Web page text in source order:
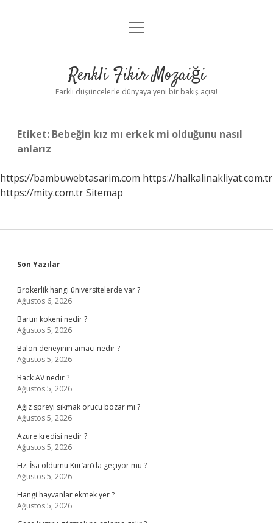
Anasayfa
Yasal Uyarı
menüyü
Renkli Fikir Mozaiği
Farklı düşüncelerle dünyaya yeni bir bakış açısı!
Etiket: Bebeğin kız mı erkek mi olduğunu nasıl
anlarız
https://bambuwebtasarim.com https://halkalinakliyat.com.tr
https://mity.com.trSitemap
Sidebar
Son Yazılar
Brokerlik hangi üniversitelerde var ?
Ağustos 6, 2026
Bartın kokeni nedir ?
Ağustos 5, 2026
Balon deneyinin amacı nedir ?
Ağustos 5, 2026
Back AV nedir ?
Ağustos 5, 2026
Ağız spreyi sıkmak orucu bozar mı ?
Ağustos 5, 2026
Azure kredisi nedir ?
Ağustos 5, 2026
Hz. İsa öldümü Kur’an’da geçiyor mu ?
Ağustos 5, 2026
Hangi hayvanlar ekmek yer ?
Ağustos 5, 2026